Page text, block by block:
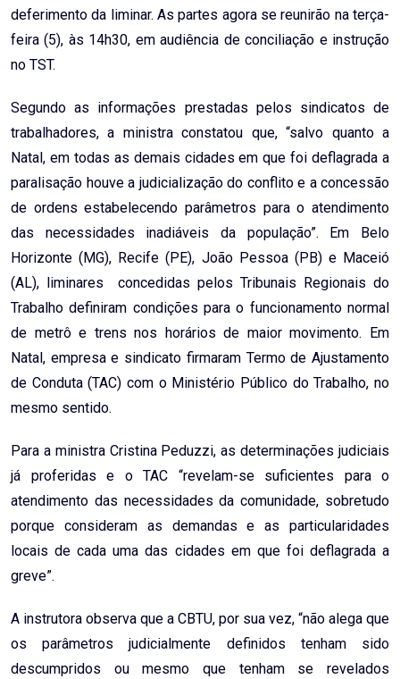
deferimento da liminar. As partes agora se reunirão na terça-
feira (5), às 14h30, em audiência de conciliação e instrução
no TST.
Segundo as informações prestadas pelos sindicatos de
trabalhadores, a ministra constatou que, “salvo quanto a
Natal, em todas as demais cidades em que foi deflagrada a
paralisação houve a judicialização do conflito e a concessão
de ordens estabelecendo parâmetros para o atendimento
das necessidades inadiáveis da população”. Em Belo
Horizonte (MG), Recife (PE), João Pessoa (PB) e Maceió
(AL), liminares concedidas pelos Tribunais Regionais do
Trabalho definiram condições para o funcionamento normal
de metrô e trens nos horários de maior movimento. Em
Natal, empresa e sindicato firmaram Termo de Ajustamento
de Conduta (TAC) com o Ministério Público do Trabalho, no
mesmo sentido.
Para a ministra Cristina Peduzzi, as determinações judiciais
já proferidas e o TAC “revelam-se suficientes para o
atendimento das necessidades da comunidade, sobretudo
porque consideram as demandas e as particularidades
locais de cada uma das cidades em que foi deflagrada a
greve”.
A instrutora observa que a CBTU, por sua vez, “não alega que
os parâmetros judicialmente definidos tenham sido
descumpridos ou mesmo que tenham se revelados